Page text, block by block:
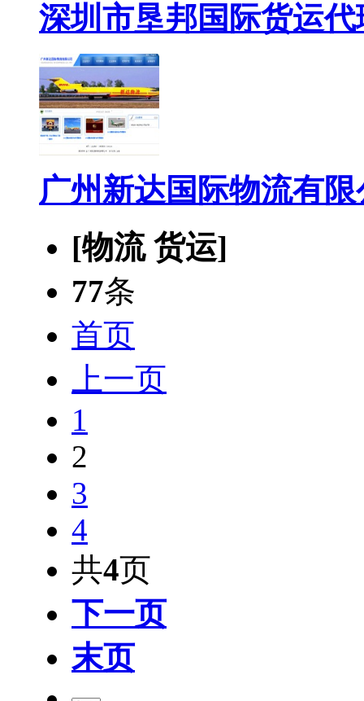
深圳市垦邦国际货运代
广州新达国际物流有
[物流 货运]
77条
首页
上一页
1
2
3
4
共4页
下一页
末页